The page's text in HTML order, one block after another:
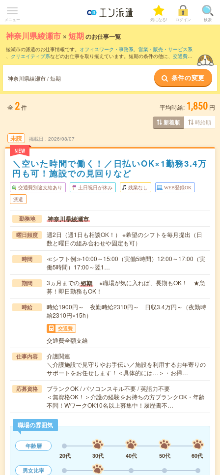
メニュー 気になる! ログイン 検索
神奈川県綾瀬市 ×短期のお仕事一覧
綾瀬市の派遣のお仕事情報です。 オフィスワーク・事務系、 営業・販売・サービス系
、 クリエイティブ系などのお仕事を取り揃えています。短期の条件の他に、 交通費別
神奈川県綾瀬市 / 短期 条件の変更
全 2件 平均時給: 1,850 円
新着順 時給順
未読
NEW
掲載日 2026/08/07
＼空いた時間で働く！／日払いOK×1勤務3.4万
円も可！施設での見回りなど
交通費別途支給あり 土日祝日が休み 残業なし WEB登録OK
派遣
勤務地 神奈川県綾瀬市
曜日頻度
週2日（週1日も相談OK！） ※希望のシフトを毎月提出（日
数と曜日の組み合わせや固定も可）
時間
≪シフト例≫10:00～15:00（実働5時間）12:00～17:00（実
働5時間）17:00～翌1…
期間 3ヵ月までの短期
※職場が気に入れば、長期もOK！ ★急
募！即日勤務もOK！
時給
時給1900円～ 夜勤時給2310円～ 日収3.4万円～（夜勤時
給2310円×15h）
交通費
交通費全額支給
仕事内容
介護関連
＼介護施設で見守りやお手伝い／施設を利用するお年寄りの
サポートをお任せします！＜具体的には…＞・お掃…
応募資格
ブランクOK / パソコンスキル不要 / 英語力不要
＜無資格OK！＞介護の経験をお持ちの方ブランクOK・年齢
不問！WワークOK10名以上募集中！履歴書不…
職場の雰囲気
年齢層
20代
30代 40代 50代
60代
男女比率